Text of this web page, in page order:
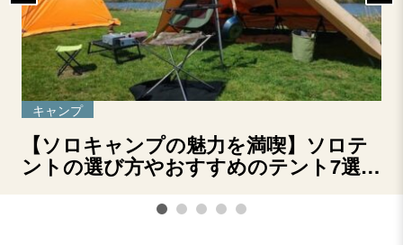
キャンプ
【ソロキャンプの魅力を満喫】ソロテ
ントの選び方やおすすめのテント7選を